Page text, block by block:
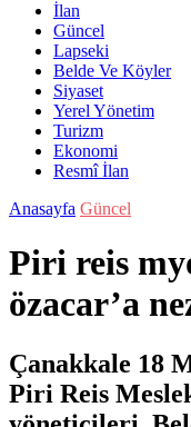
İlan
Güncel
Lapseki
Belde Ve Köyler
Siyaset
Yerel Yönetim
Turizm
Ekonomi
Resmî İlan
Anasayfa Güncel
Piri reis
özacar’a
Çanakkale 18
Piri Reis